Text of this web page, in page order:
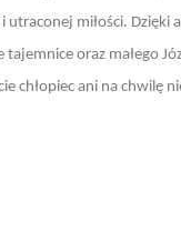
miłości.
tajemnice oraz małego
chłopiec ani na chwilę